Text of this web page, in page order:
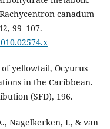
canadum
99–107.
of yellowtail, Ocyurus
in the Caribbean.
(SFD), 196.
Nagelkerken, I., & van